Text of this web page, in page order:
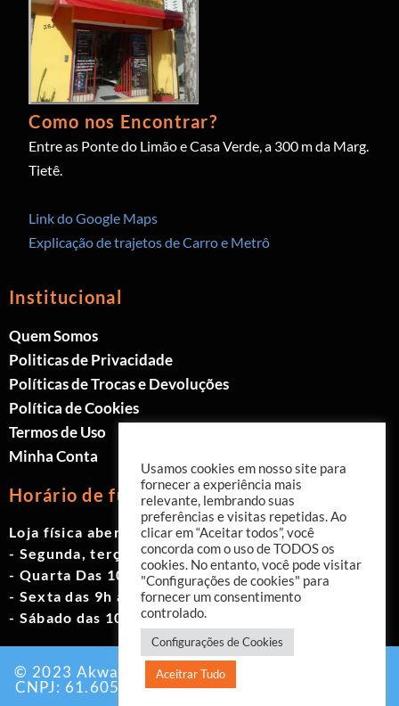
Como nos Encontrar?
Entre as Ponte do Limão e Casa Verde, a 300 m da Marg.
Tietê.
Link do Google Maps
Explicação de trajetos de Carro e Metrô
Institucional
Quem Somos
Politicas de Privacidade
Políticas de Trocas e Devoluções
Política de Cookies
Termos de Uso
Minha Conta
Horário de funcionamento
Loja física aberta de Segunda à Sábado.
- Segunda, terça e quinta das 9h às 19h
- Quarta Das 10h às 18h
- Sexta das 9h às 18h
- Sábado das 10h às 17h
© 2023 Akwavita - Todos os direitos reservados.
CNPJ: 61.605.465/0001-60 Criado por:
Usamos cookies em nosso site para
fornecer a experiência mais
relevante, lembrando suas
preferências e visitas repetidas. Ao
clicar em “Aceitar todos”, você
concorda com o uso de TODOS os
cookies. No entanto, você pode visitar
"Configurações de cookies" para
fornecer um consentimento
controlado.
Configurações de Cookies
Aceitrar Tudo